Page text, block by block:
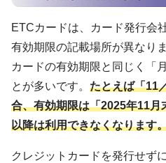
ETCカードは、カード発行会
有効期限の記載場所が異なり
カードの有効期限と同じく「
とが多いです。 たとえば「11
合、有効期限は「2025年11
以降は利用できなくなります
クレジットカードを発行せず